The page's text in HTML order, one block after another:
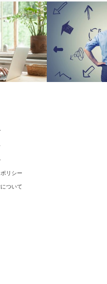
なのか？恐
後の話
リシー
ついて